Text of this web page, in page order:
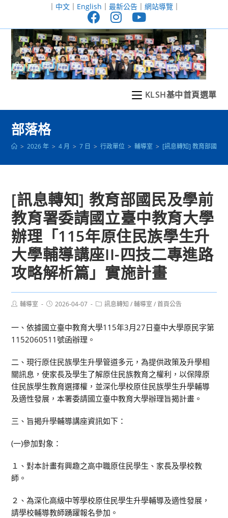
至
｜ 中文｜ English ｜ 最新公告｜ 網站導覽｜
KLSH基中首頁選單
部落格
> 2026 年 > 4 月 > 7 日 > 行政單位 > 輔導室 > [訊息轉知] 教育部國民
[訊息轉知] 教育部國民及學前
教育署委請國立臺中教育大學
辦理「115年原住民族學生升
大學輔導講座II-四技二專進路
攻略解析篇」實施計畫
Post輔導室
Post2026-04-07
Post訊息轉知 / 輔導室 / 首頁公告
一、依據國立臺中教育大學115年3月27日臺中大學原民字第
1152060511號函辦理。
二、現行原住民族學生升學管道多元，為提供政策及升學相
關訊息，使家長及學生了解原住民族教育之權利，以保障原
住民族學生教育選擇權，並深化學校原住民族學生升學輔導
及適性發展，本署委請國立臺中教育大學辦理旨揭計畫。
三、旨揭升學輔導講座資訊如下：
(一)參加對象：
１、對本計畫有興趣之高中職原住民學生、家長及學校教
師。
２、為深化高級中等學校原住民學生升學輔導及適性發展，
請學校輔導教師踴躍報名參加。